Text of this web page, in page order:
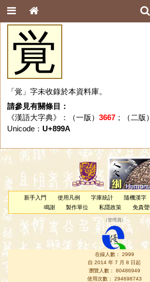
覚
「覚」字未收錄於本資料庫。
請參見有關條目：
《漢語大字典》：（一版） 3667；（二版）
Unicode： U+899A
新手入門 使用凡例 字庫統計 隨機漢字
鳴謝
製作單位 私隱政策 免責聲
（管理員 ）
在線人數： 2999
自 2014 年 7 月 8 日起
瀏覽人數： 80486949
使用次數： 294698743